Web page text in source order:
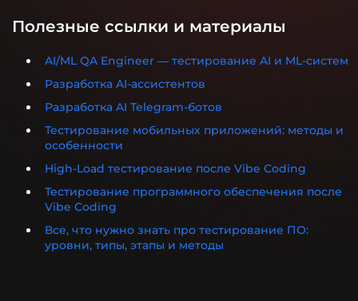
Полезные ссылки и материалы
AI/ML QA Engineer — тестирование AI и ML-систем
Разработка AI-ассистентов
Разработка AI Telegram-ботов
Тестирование мобильных приложений: методы и
особенности
High-Load тестирование после Vibe Coding
Тестирование программного обеспечения после
Vibe Coding
Все, что нужно знать про тестирование ПО:
уровни, типы, этапы и методы